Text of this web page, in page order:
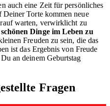
auch eine Zeit für persönliches
Torte kommen neue
warten, verwirklicht zu
Dinge im Leben zu
Freuden zu sein, die das
ist das Ergebnis von Freude
an deinem Geburtstag
Fragen